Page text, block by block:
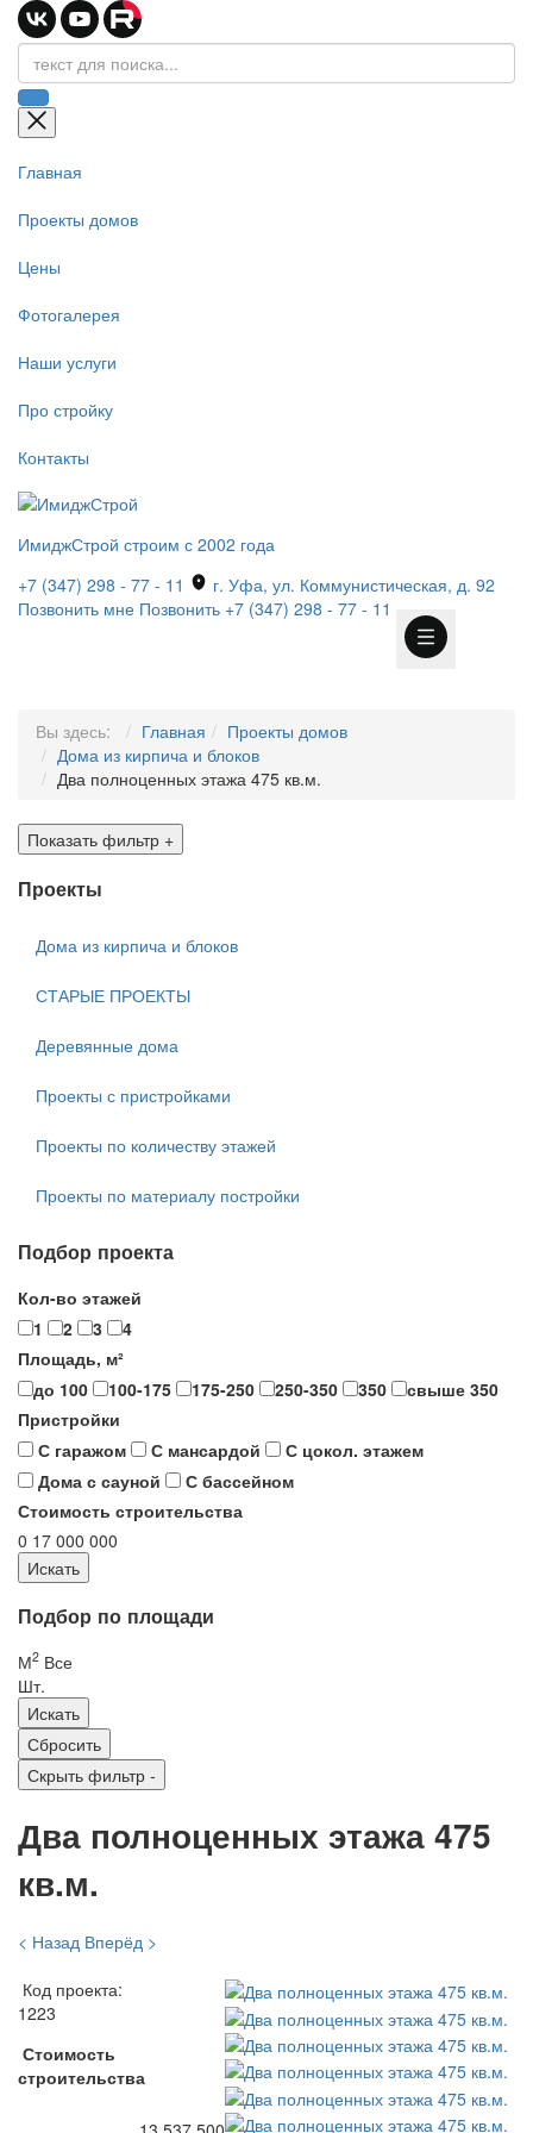
Главная
Проекты домов
Цены
Фотогалерея
Наши услуги
Про стройку
Контакты
ИмиджСтрой строим с 2002 года
+7 (347) 298 - 77 - 11
г. Уфа, ул. Коммунистическая, д. 92
Позвонить мне Позвонить +7 (347) 298 - 77 - 11
Вы здесь: Главная
Проекты домов
Дома из кирпича и блоков
Два полноценных этажа 475 кв.м.
Показать фильтр +
Проекты
Дома из кирпича и блоков
СТАРЫЕ ПРОЕКТЫ
Деревянные дома
Проекты с пристройками
Проекты по количеству этажей
Проекты по материалу постройки
Подбор проекта
Кол-во этажей
1
2 3
4
Площадь, м²
до 100
100-175 175-250 250-350 350
свыше 350
Пристройки
С гаражом
С мансардой
С цокол. этажем
Дома с сауной
С бассейном
Стоимость строительства
0 17 000 000
Подбор по площади
М2 Все
Шт.
Скрыть фильтр -
Два полноценных этажа 475
кв.м.
< Назад Вперёд >
Код проекта:
1223
Стоимость
строительства